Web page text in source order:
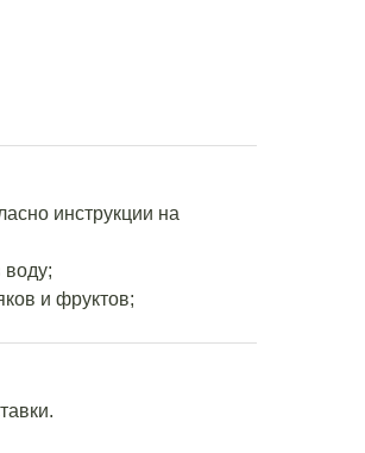
инструкции на
воду;
и фруктов;